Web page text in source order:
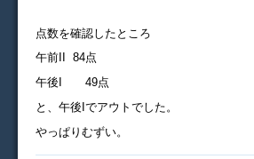
点数を確認したところ
午前II
84点
午後I 49点
と、午後Iでアウトでした。
やっぱりむずい。